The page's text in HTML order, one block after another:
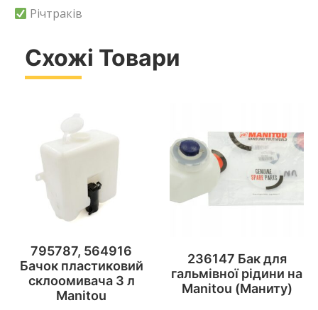
Річтраків
Схожі Товари
795787, 564916
Бачок пластиковий
склоомивача 3 л
Manitou
236147 Бак для
гальмівної рідини на
Manitou (Маниту)